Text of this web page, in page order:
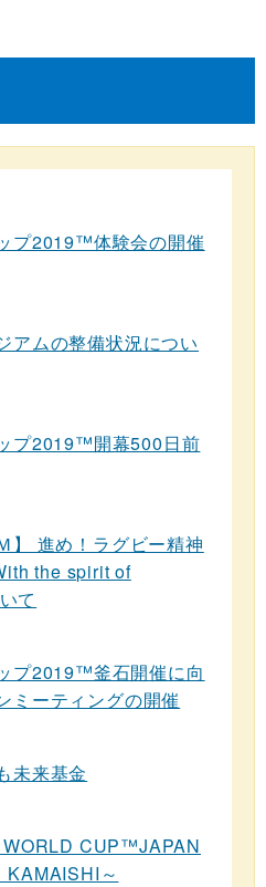
プ2019™体験会の開催
アムの整備状況につい
プ2019™開幕500日前
】 進め！ラグビー精神
the spirit of
て
プ2019™釜石開催に向
ミーティングの開催
未来基金
WORLD CUP™JAPAN
KAMAISHI～